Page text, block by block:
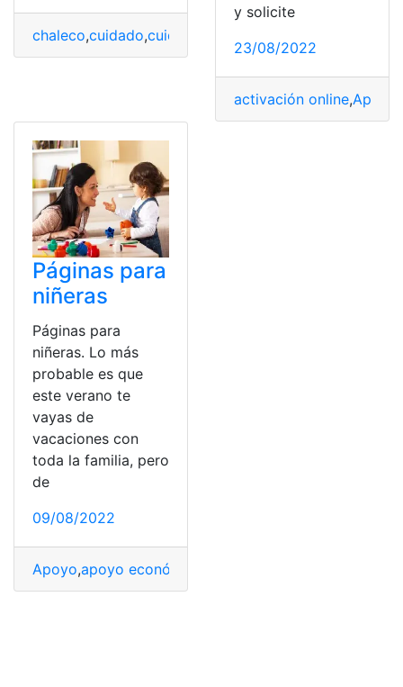
chaleco,cuidado,cuidado de la piel
y solicite
23/08/2022
activación online,
Páginas para
niñeras
Páginas para
niñeras. Lo más
probable es que
este verano te
vayas de
vacaciones con
toda la familia, pero
de
09/08/2022
Apoyo,apoyo económico